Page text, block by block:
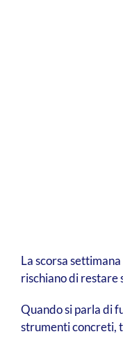
La scorsa
rischiano di restare
Quando si parla di
strumenti concreti,